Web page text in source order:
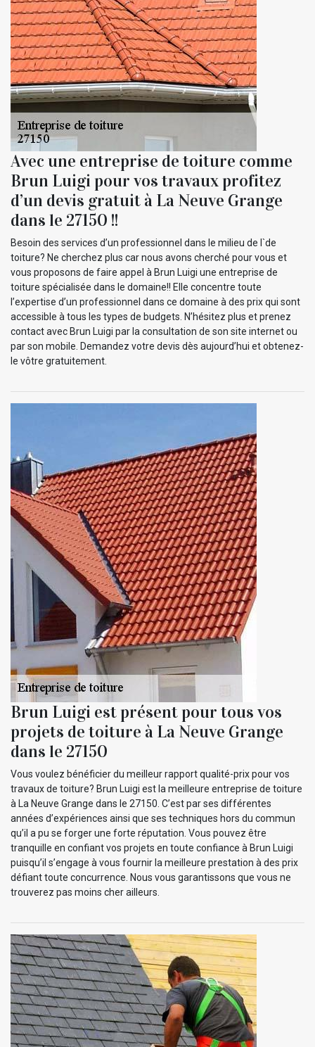
Avec une entreprise de toiture comme
Brun Luigi pour vos travaux profitez
d’un devis gratuit à La Neuve Grange
dans le 27150 !!
Besoin des services d’un professionnel dans le milieu de l`de
toiture? Ne cherchez plus car nous avons cherché pour vous et
vous proposons de faire appel à Brun Luigi une entreprise de
toiture spécialisée dans le domaine!! Elle concentre toute
l’expertise d’un professionnel dans ce domaine à des prix qui sont
accessible à tous les types de budgets. N’hésitez plus et prenez
contact avec Brun Luigi par la consultation de son site internet ou
par son mobile. Demandez votre devis dès aujourd’hui et obtenez-
le vôtre gratuitement.
Brun Luigi est présent pour tous vos
projets de toiture à La Neuve Grange
dans le 27150
Vous voulez bénéficier du meilleur rapport qualité-prix pour vos
travaux de toiture? Brun Luigi est la meilleure entreprise de toiture
à La Neuve Grange dans le 27150. C’est par ses différentes
années d’expériences ainsi que ses techniques hors du commun
qu’il a pu se forger une forte réputation. Vous pouvez être
tranquille en confiant vos projets en toute confiance à Brun Luigi
puisqu’il s’engage à vous fournir la meilleure prestation à des prix
défiant toute concurrence. Nous vous garantissons que vous ne
trouverez pas moins cher ailleurs.